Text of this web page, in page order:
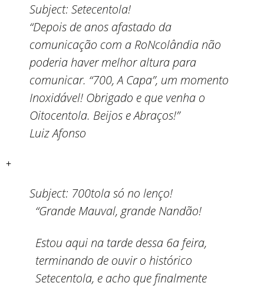
Subject: Setecentola!
“Depois de anos afastado da
comunicação com a RoNcolândia não
poderia haver melhor altura para
comunicar. “700, A Capa”, um momento
Inoxidável! Obrigado e que venha o
Oitocentola. Beijos e Abraços!”
Luiz Afonso
+
Subject: 700tola só no lenço!
“Grande Mauval, grande Nandão!
Estou aqui na tarde dessa 6a feira,
terminando de ouvir o histórico
Setecentola, e acho que finalmente